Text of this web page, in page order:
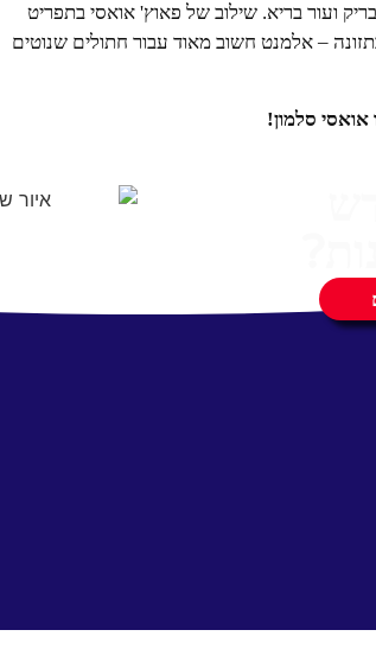
ועור בריא. שילוב של פאוץ' אואסי בתפריט
– אלמנט חשוב מאוד עבור חתולים שנוטים
סלמון!